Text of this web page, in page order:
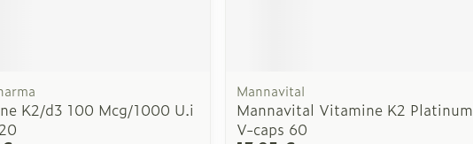
K2/d3 100 Mcg/1000 U.i
Mannavital
Mannavital Vitamine K2 Platinum
V-caps 60